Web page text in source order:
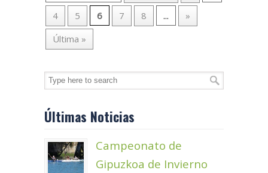
4
5 6 7 8 ...
»
Última »
Últimas Noticias
Campeonato de
Gipuzkoa de Invierno